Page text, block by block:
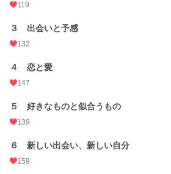
累計ポイント
119
３ 出会いと予感
132
４ 恋と愛
147
５ 好きなものと似合うもの
139
６ 新しい出会い、新しい自分
159